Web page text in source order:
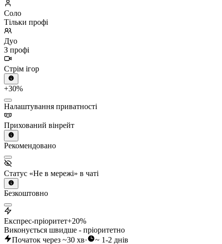
Соло
Тільки профі
Дуо
З профі
Стрім ігор
+30%
Налаштування приватності
Прихований вінрейт
Рекомендовано
Статус «Не в мережі» в чаті
Безкоштовно
Експрес-пріоритет+20%
Виконується швидше - пріоритетно
Початок через ~30 хв·
~ 1-2 днів